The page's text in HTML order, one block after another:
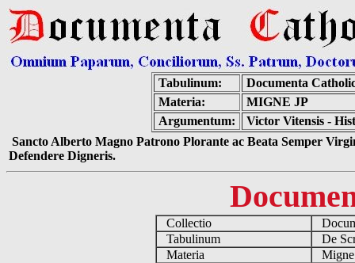
Tabulinum:
Documenta
Materia:
MIGNE JP
Argumentum:
Victor Vitensis -
Sancto Alberto Magno Patrono Plorante ac Beata Semper
Defendere Digneris.
Collectio
Tabulinum
De
Materia